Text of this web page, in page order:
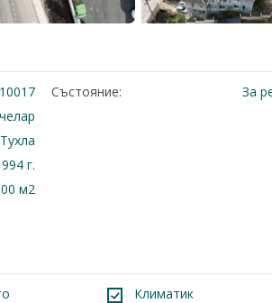
Тухла
г.
м2
Състояние: За
Климатик